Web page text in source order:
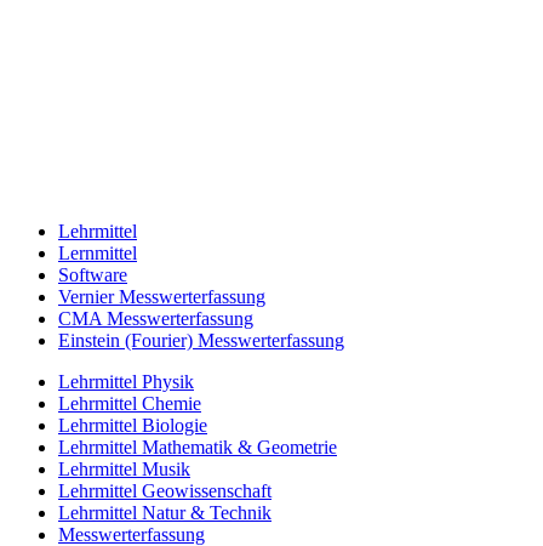
Lehrmittel
Lernmittel
Software
Vernier Messwerterfassung
CMA Messwerterfassung
Einstein (Fourier) Messwerterfassung
Lehrmittel Physik
Lehrmittel Chemie
Lehrmittel Biologie
Lehrmittel Mathematik & Geometrie
Lehrmittel Musik
Lehrmittel Geowissenschaft
Lehrmittel Natur & Technik
Messwerterfassung